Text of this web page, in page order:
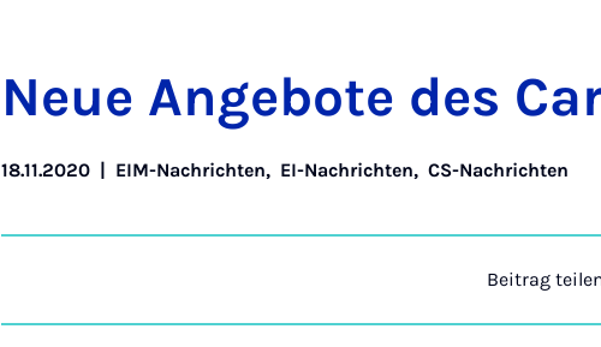
Neue An­ge­bo­te des
18.11.2020 | EIM-Nachrichten, EI-Nachrichten,CS-Nachrichten
Beitrag